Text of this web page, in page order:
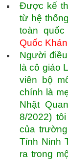
Được kế
từ hệ
toàn quốc
Quốc
Người
là cô giáo
viên bộ
chính là
Nhật
8/2022)
của
Tỉnh Ninh
ra trong